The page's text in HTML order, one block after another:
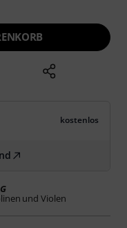
kostenlos
und Violen